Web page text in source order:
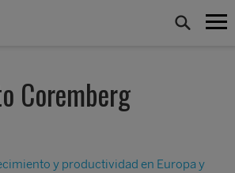
Coremberg
y productividad en Europa y